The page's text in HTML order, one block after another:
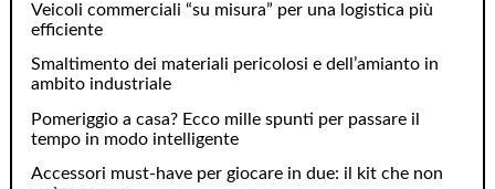
Veicoli commerciali “su misura” per una logistica più
efficiente
Smaltimento dei materiali pericolosi e dell’amianto in
ambito industriale
Pomeriggio a casa? Ecco mille spunti per passare il
tempo in modo intelligente
Accessori must-have per giocare in due: il kit che non